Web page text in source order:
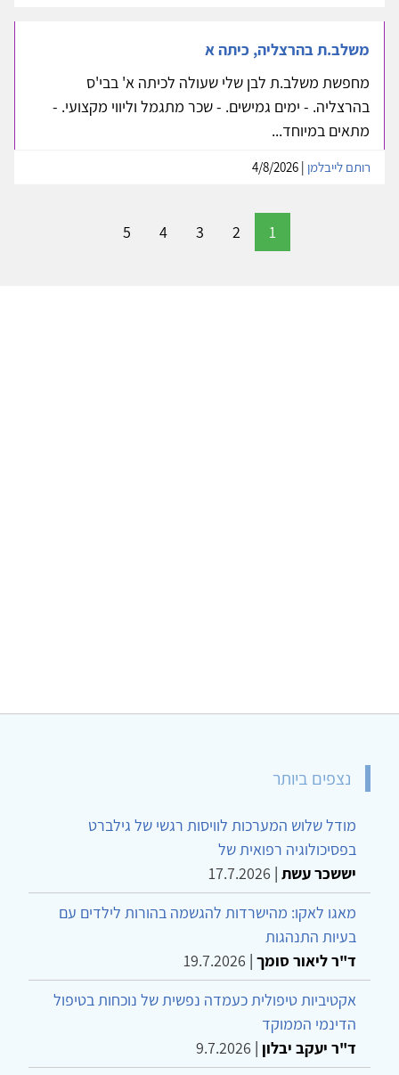
משלב.ת בהרצליה, כיתה א
מחפשת משלב.ת לבן שלי שעולה לכיתה א' בבי'ס
בהרצליה. - ימים גמישים. - שכר מתגמל וליווי מקצועי. -
מתאים במיוחד...
רותם לייבלמן
1
2
3
4
5
נצפים ביותר
מודל שלוש המערכות לוויסות רגשי של גילברט
בפסיכולוגיה רפואית של
יששכר עשת |
17.7.2026
מאגו לאקו: מהישרדות להגשמה בהורות לילדים עם
בעיות התנהגות
ד"ר ליאור סומך |
19.7.2026
אקטיביות טיפולית כעמדה נפשית של נוכחות בטיפול
הדינמי הממוקד
ד"ר יעקב יבלון |
9.7.2026